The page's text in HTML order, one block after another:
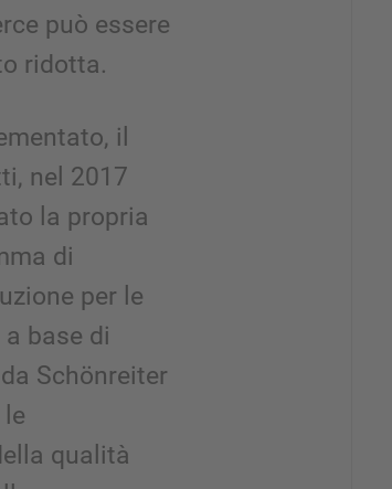
può essere
ridotta.
il
nel 2017
la propria
di
per le
base di
Schönreiter
qualità